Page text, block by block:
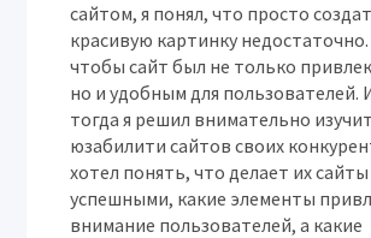
сайтом, я понял, что просто
красивую картинку
чтобы сайт был не только
но и удобным для пользователей.
тогда я решил внимательно
юзабилити сайтов своих
хотел понять, что делает их сайты
успешными, какие элементы
внимание пользователей, а какие